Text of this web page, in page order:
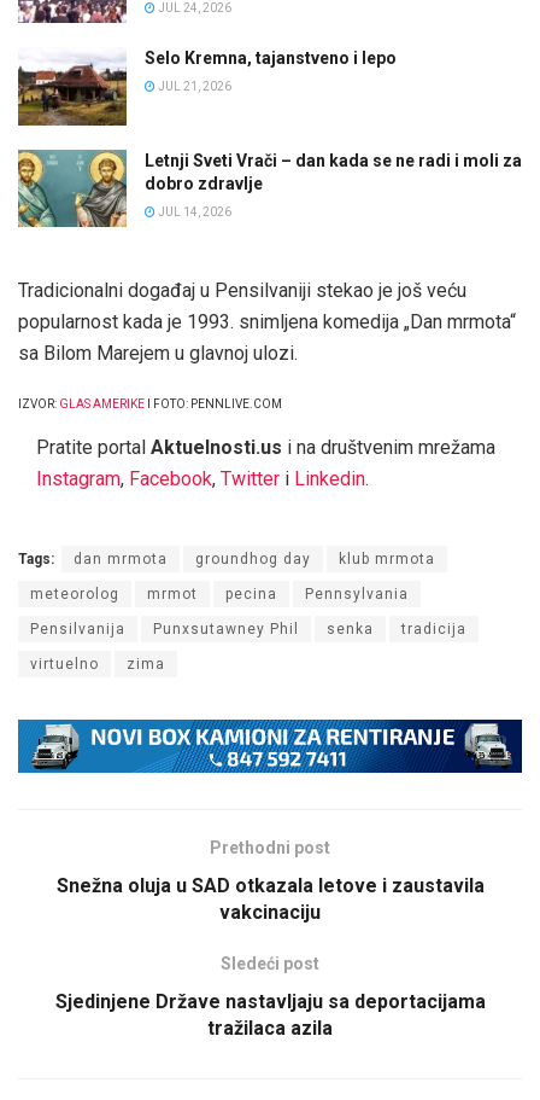
JUL 24, 2026
Selo Kremna, tajanstveno i lepo
JUL 21, 2026
Letnji Sveti Vrači – dan kada se ne radi i moli za
dobro zdravlje
JUL 14, 2026
Tradicionalni događaj u Pensilvaniji stekao je još veću
popularnost kada je 1993. snimljena komedija „Dan mrmota“
sa Bilom Marejem u glavnoj ulozi.
IZVOR: GLAS AMERIKE I FOTO: PENNLIVE.COM
Pratite portal Aktuelnosti.us i na društvenim mrežama
Instagram, Facebook, Twitter i Linkedin.
Tags: dan mrmota groundhog day klub mrmota
meteorolog mrmot pecina Pennsylvania
Pensilvanija Punxsutawney Phil senka tradicija
virtuelno zima
Prethodni post
Snežna oluja u SAD otkazala letove i zaustavila
vakcinaciju
Sledeći post
Sjedinjene Države nastavljaju sa deportacijama
tražilaca azila